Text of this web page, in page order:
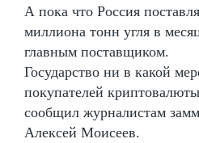
А пока что Россия
миллиона тонн угля в
главным поставщиком.
Государство ни в какой
покупателей
сообщил журналистам
Алексей Моисеев.